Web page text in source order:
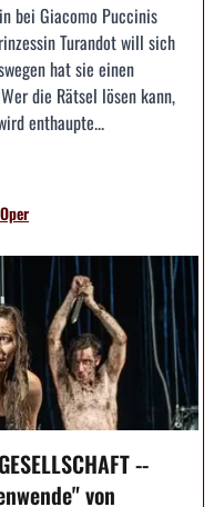
bei Giacomo Puccinis
Turandot will sich
hat sie einen
die Rätsel lösen kann,
enthaupte...
Oper
--
von